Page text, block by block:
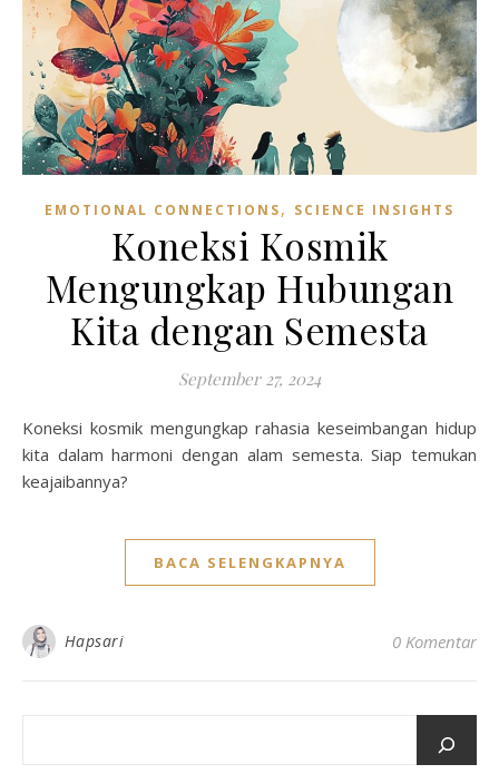
EMOTIONAL CONNECTIONS, SCIENCE INSIGHTS
Koneksi Kosmik
Mengungkap Hubungan
Kita dengan Semesta
September 27, 2024
Koneksi kosmik mengungkap rahasia keseimbangan hidup
kita dalam harmoni dengan alam semesta. Siap temukan
keajaibannya?
BACA SELENGKAPNYA
Hapsari 0 Komentar